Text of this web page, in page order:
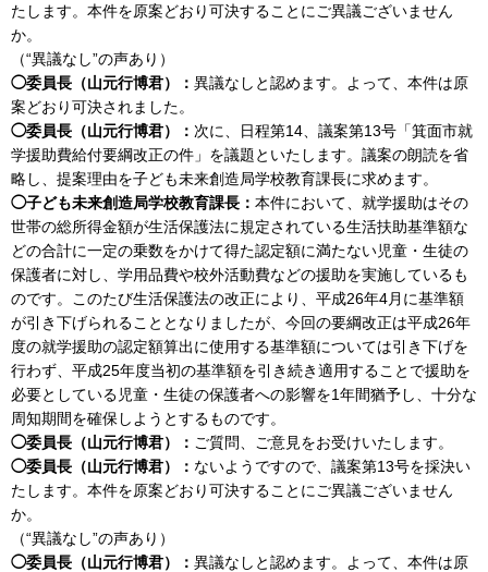
たします。本件を原案どおり可決することにご異議ございません
か。
（“異議なし”の声あり）
◯委員長（山元行博君）： 異議なしと認めます。よって、本件は原
案どおり可決されました。
◯委員長（山元行博君）： 次に、日程第14、議案第13号「箕面市就
学援助費給付要綱改正の件」を議題といたします。議案の朗読を省
略し、提案理由を子ども未来創造局学校教育課長に求めます。
◯子ども未来創造局学校教育課長： 本件において、就学援助はその
世帯の総所得金額が生活保護法に規定されている生活扶助基準額な
どの合計に一定の乗数をかけて得た認定額に満たない児童・生徒の
保護者に対し、学用品費や校外活動費などの援助を実施しているも
のです。このたび生活保護法の改正により、平成26年4月に基準額
が引き下げられることとなりましたが、今回の要綱改正は平成26年
度の就学援助の認定額算出に使用する基準額については引き下げを
行わず、平成25年度当初の基準額を引き続き適用することで援助を
必要としている児童・生徒の保護者への影響を1年間猶予し、十分な
周知期間を確保しようとするものです。
◯委員長（山元行博君）： ご質問、ご意見をお受けいたします。
◯委員長（山元行博君）： ないようですので、議案第13号を採決い
たします。本件を原案どおり可決することにご異議ございません
か。
（“異議なし”の声あり）
◯委員長（山元行博君）： 異議なしと認めます。よって、本件は原